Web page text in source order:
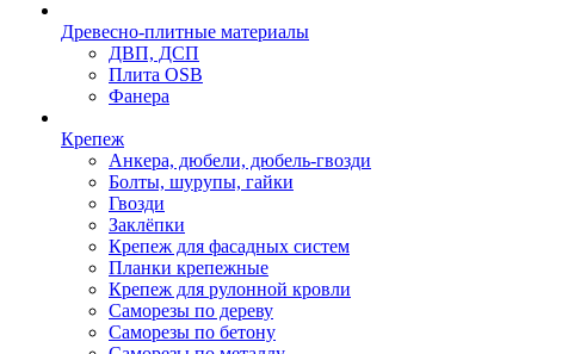
Древесно-плитные материалы
ДВП, ДСП
Плита OSB
Фанера
Крепеж
Анкера, дюбели, дюбель-гвозди
Болты, шурупы, гайки
Гвозди
Заклёпки
Крепеж для фасадных систем
Планки крепежные
Крепеж для рулонной кровли
Саморезы по дереву
Саморезы по бетону